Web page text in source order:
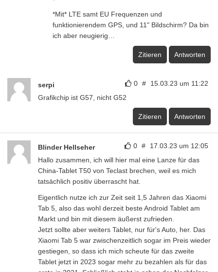
*Mit* LTE samt EU Frequenzen und
funktionierendem GPS, und 11" Bildschirm? Da bin
ich aber neugierig…
Zitieren Antworten
0 # 15.03.23 um 11:22
serpi
Grafikchip ist G57, nicht G52
Zitieren Antworten
0 # 17.03.23 um 12:05
Blinder Hellseher
Hallo zusammen, ich will hier mal eine Lanze für das
China-Tablet T50 von Teclast brechen, weil es mich
tatsächlich positiv überrascht hat.
Eigentlich nutze ich zur Zeit seit 1,5 Jahren das Xiaomi
Tab 5, also das wohl derzeit beste Android Tablet am
Markt und bin mit diesem äußerst zufrieden.
Jetzt sollte aber weiters Tablet, nur für's Auto, her. Das
Xiaomi Tab 5 war zwischenzeitlich sogar im Preis wieder
gestiegen, so dass ich mich scheute für das zweite
Tablet jetzt in 2023 sogar mehr zu bezahlen als für das